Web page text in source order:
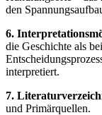
den
6.
die Geschichte als
interpretiert.
7.
und Primärquellen.